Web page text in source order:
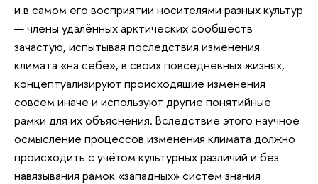
и в самом его восприятии носителями разных культур
— члены удалённых арктических сообществ
зачастую, испытывая последствия изменения
климата «на себе», в своих повседневных жизнях,
концептуализируют происходящие изменения
совсем иначе и используют другие понятийные
рамки для их объяснения. Вследствие этого научное
осмысление процессов изменения климата должно
происходить с учётом культурных различий и без
навязывания рамок «западных» систем знания